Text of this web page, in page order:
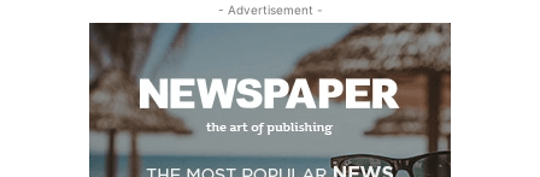
- Advertisement -